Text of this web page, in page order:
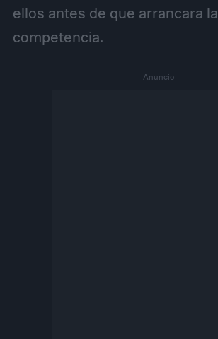
ellos antes de que arrancara la
competencia.